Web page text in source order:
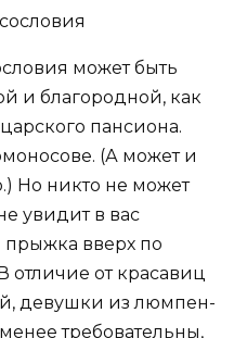
может быть
и благородной, как
пансиона.
(А может и
Но никто не может
увидит в вас
вверх по
отличие от красавиц
девушки из люмпен-
требовательны,